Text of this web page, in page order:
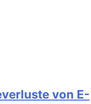
von E-